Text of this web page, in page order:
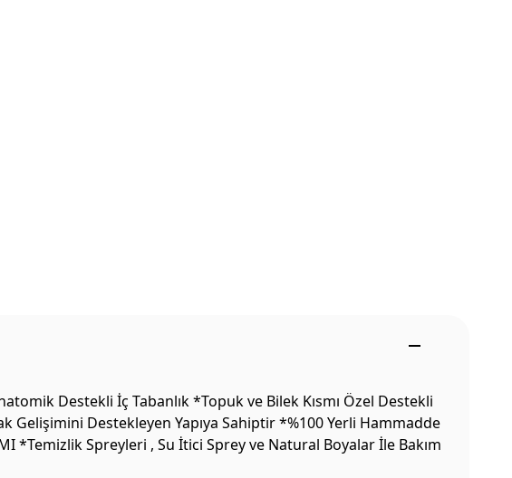
Destekli İç Tabanlık *Topuk ve Bilek Kısmı Özel Destekli
Gelişimini Destekleyen Yapıya Sahiptir *%100 Yerli Hammadde
Spreyleri , Su İtici Sprey ve Natural Boyalar İle Bakım